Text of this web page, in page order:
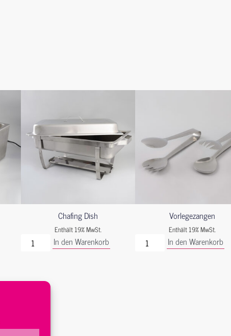
Chafing Dish
Enthält 19% MwSt.
In den Warenkorb
Vorlegezangen
Enthält 19% MwSt.
In den Warenkorb